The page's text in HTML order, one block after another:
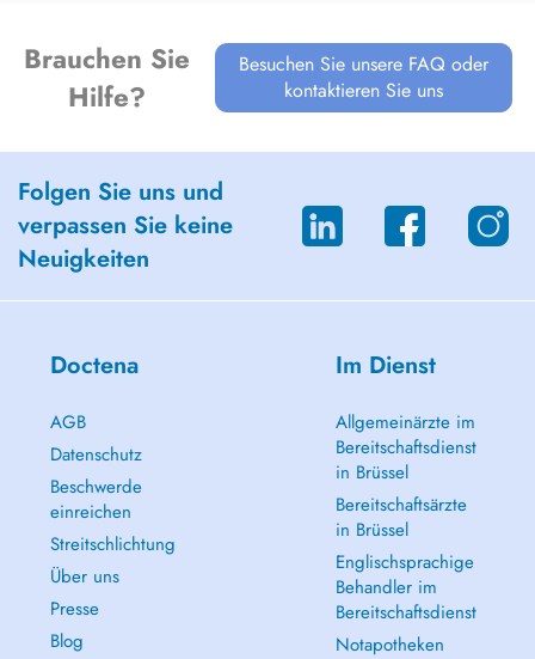
Brauchen Sie
Hilfe?
Besuchen Sie unsere FAQ oder
kontaktieren Sie uns
Folgen Sie uns und
verpassen Sie keine
Neuigkeiten
Doctena
AGB
Datenschutz
Beschwerde
einreichen
Streitschlichtung
Über uns
Presse
Blog
Im Dienst
Allgemeinärzte im
Bereitschaftsdienst
in Brüssel
Bereitschaftsärzte
in Brüssel
Englischsprachige
Behandler im
Bereitschaftsdienst
Notapotheken